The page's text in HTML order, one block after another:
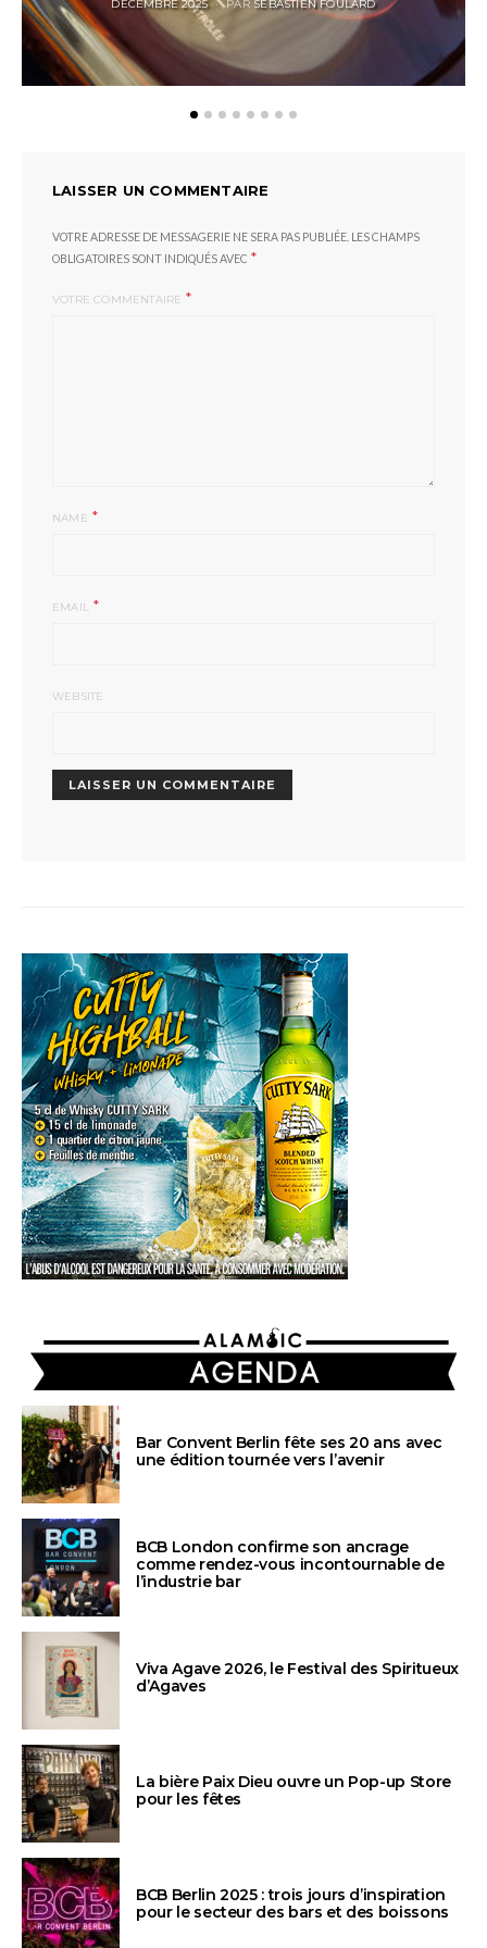
POSTED
ON
DÉCEMBRE 2025 PAR SÉBASTIEN FOULARD
LAISSER UN COMMENTAIRE
VOTRE ADRESSE DE MESSAGERIE NE SERA PAS PUBLIÉE. LES CHAMPS
OBLIGATOIRES SONT INDIQUÉS AVEC *
VOTRE COMMENTAIRE *
NAME *
EMAIL *
WEBSITE
AGENDA
Bar Convent Berlin fête ses 20 ans avec
une édition tournée vers l’avenir
BCB London confirme son ancrage
comme rendez-vous incontournable de
l’industrie bar
Viva Agave 2026, le Festival des Spiritueux
d’Agaves
La bière Paix Dieu ouvre un Pop-up Store
pour les fêtes
BCB Berlin 2025 : trois jours d’inspiration
pour le secteur des bars et des boissons